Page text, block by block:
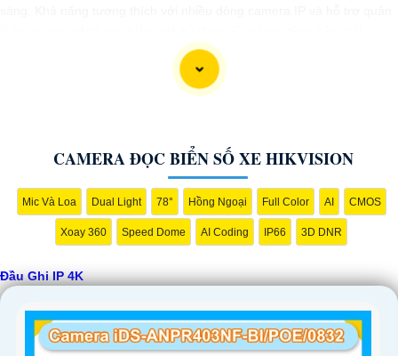
chuyên sâu giúp bảo vệ tối ưu thông tin, đáp ứng mọi nhu cầu giám
CAMERA ĐỌC BIỂN SỐ XE HIKVISION
Mic Và Loa Dual Light 78° Hồng Ngoại Full Color AI CMOS
Xoay 360 Speed Dome AI Coding IP66 3D DNR
Đầu Ghi IP 4K